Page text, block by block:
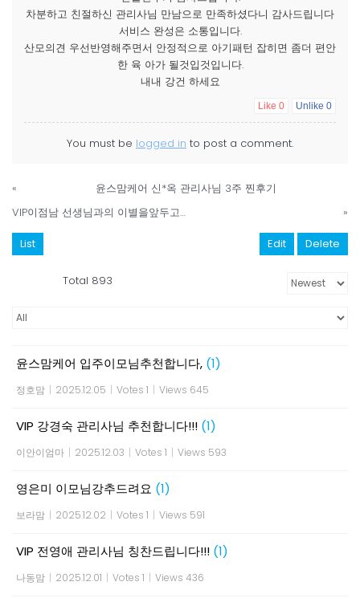
차분하고 친절하신 관리사님 만남으로 만족하셨다니 감사드립니다
서비스 완성은 소통입니다.
산모의견 우선반영해주면서 안정적으로 아기패턴 잡히면 좀더 편안
한 육 아가 될것입것입니다.
내내 강건 하세요
Like 0 Unlike 0
You must be logged in to post a comment.
«
윤스맘케어 신*옥 관리사님 3주 찐후기
VIP이점남 선생님과의 이별을앞두고…
»
List Edit Delete
Total 893
윤스맘케어 입주이모님추천합니다, (1)
정호맘 | 2025.12.05 | Votes 1 | Views 645
VIP 강경숙 관리사님 추천합니다!!! (1)
이안이엄마 | 2025.12.03 | Votes 1 | Views 593
영은미 이모님강추드려요 (1)
보라맘 | 2025.12.02 | Votes 1 | Views 591
VIP 전영애 관리사님 칭찬드립니다!!! (1)
나동맘 | 2025.12.01 | Votes 1 | Views 436